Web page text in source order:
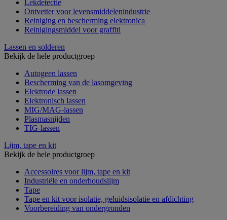
Lekdetectie
Ontvetter voor levensmiddelenindustrie
Reiniging en bescherming elektronica
Reinigingsmiddel voor graffiti
Lassen en solderen
Bekijk de hele productgroep
Autogeen lassen
Bescherming van de lasomgeving
Elektrode lassen
Elektronisch lassen
MIG/MAG-lassen
Plasmasnijden
TIG-lassen
Lijm, tape en kit
Bekijk de hele productgroep
Accessoires voor lijm, tape en kit
Industriële en onderhoudslijm
Tape
Tape en kit voor isolatie, geluidsisolatie en afdichting
Voorbereiding van ondergronden